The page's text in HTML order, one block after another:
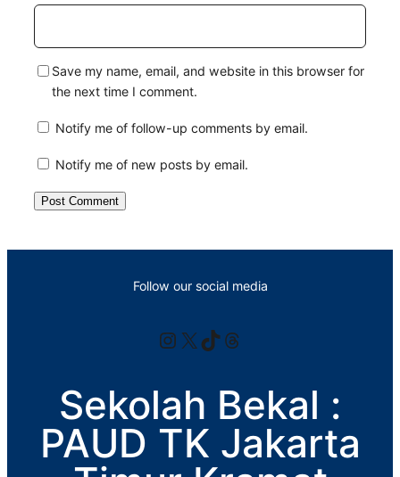
Save my name, email, and website in this browser for
the next time I comment.
Notify me of follow-up comments by email.
Notify me of new posts by email.
Follow our social media
Instagram X TikTok Threads
Sekolah Bekal :
PAUD TK Jakarta